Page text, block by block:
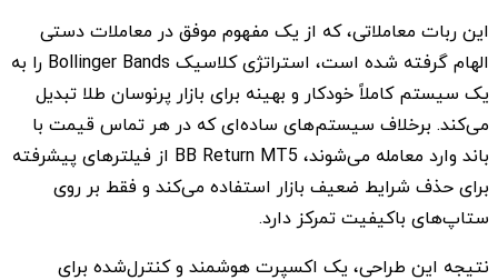
این ربات معاملاتی، که از یک مفهوم موفق در معاملات دستی
الهام گرفته شده است، استراتژی کلاسیک Bollinger Bands را به
یک سیستم کاملاً خودکار و بهینه برای بازار پرنوسان طلا تبدیل
می‌کند. برخلاف سیستم‌های ساده‌ای که در هر تماس قیمت با
باند وارد معامله می‌شوند، BB Return MT5 از فیلترهای پیشرفته
برای حذف شرایط ضعیف بازار استفاده می‌کند و فقط بر روی
ستاپ‌های باکیفیت تمرکز دارد.
نتیجه این طراحی، یک اکسپرت هوشمند و کنترل‌شده برای